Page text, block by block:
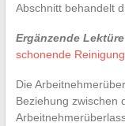
Abschnitt behandelt
Ergänzende
schonende
Die
Beziehung zwischen